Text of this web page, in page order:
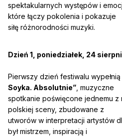
spektakularnych występów i
które łączy pokolenia i pokazuje
siłę różnorodności muzyki.
Dzień 1, poniedziałek, 24
Pierwszy dzień festiwalu
Soyka. Absolutnie” , muzyczne
spotkanie poświęcone jednemu
polskiej sceny, zbudowane z
utworów w interpretacji artystów
był mistrzem, inspiracją i